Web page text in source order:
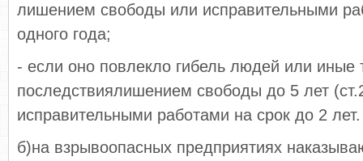
лишением свободы или исправительными
одного года;
- если оно повлекло гибель людей или иные
последствиялишением свободы до 5 лет
исправительными работами на срок до 2 лет.
б)на взрывоопасных предприятиях